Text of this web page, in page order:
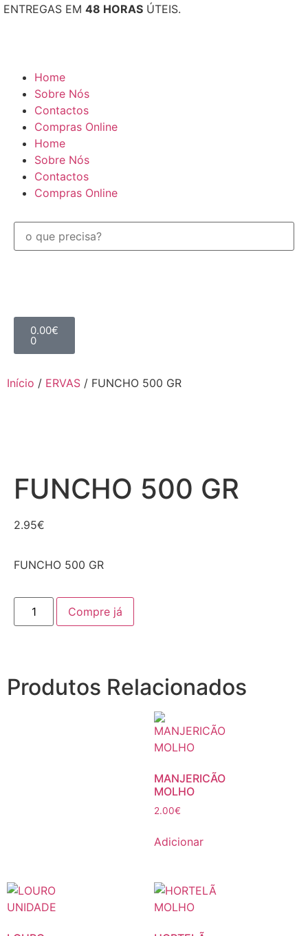
ENTREGAS EM 48 HORAS ÚTEIS.
Home
Sobre Nós
Contactos
Compras Online
Home
Sobre Nós
Contactos
Compras Online
0.00€
0
Início / ERVAS / FUNCHO 500 GR
FUNCHO 500 GR
2.95€
FUNCHO 500 GR
Compre já
Produtos Relacionados
MANJERICÃO
MOLHO
2.00€
Adicionar